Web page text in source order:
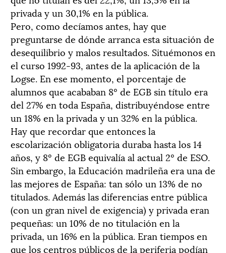
privada y un 30,1% en la pública.
Pero, como decíamos antes, hay que
preguntarse de dónde arranca esta situación de
desequilibrio y malos resultados. Situémonos en
el curso 1992-93, antes de la aplicación de la
Logse. En ese momento, el porcentaje de
alumnos que acababan 8º de EGB sin título era
del 27% en toda España, distribuyéndose entre
un 18% en la privada y un 32% en la pública.
Hay que recordar que entonces la
escolarización obligatoria duraba hasta los 14
años, y 8º de EGB equivalía al actual 2º de ESO.
Sin embargo, la Educación madrileña era una de
las mejores de España: tan sólo un 13% de no
titulados. Además las diferencias entre pública
(con un gran nivel de exigencia) y privada eran
pequeñas: un 10% de no titulación en la
privada, un 16% en la pública. Eran tiempos en
que los centros públicos de la periferia podían